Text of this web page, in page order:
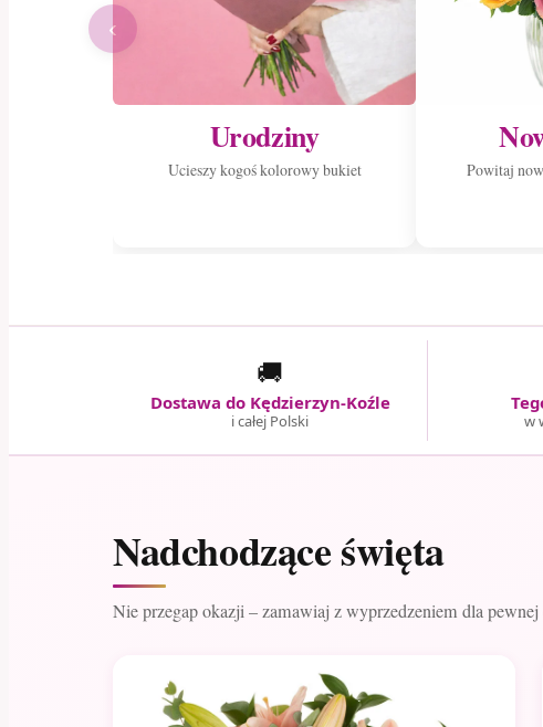
Urodziny
Ucieszy kogoś kolorowy bukiet Powitaj
‹
🚚
Dostawa do Kędzierzyn-Koźle
i całej Polski w
Nadchodzące święta
Nie przegap okazji – zamawiaj z wyprzedzeniem dla